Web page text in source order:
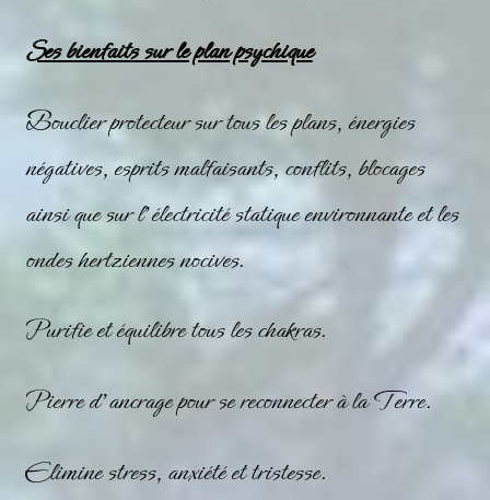
Ses bienfaits sur le plan psychique
Bouclier protecteur sur tous les plans, énergies
négatives, esprits malfaisants, conflits, blocages
ainsi que sur l’électricité statique environnante et les
ondes hertziennes nocives.
Purifie et équilibre tous leschakras.
Pierre d’ancrage pour se reconnecter à la Terre.
Elimine stress, anxiété et tristesse.